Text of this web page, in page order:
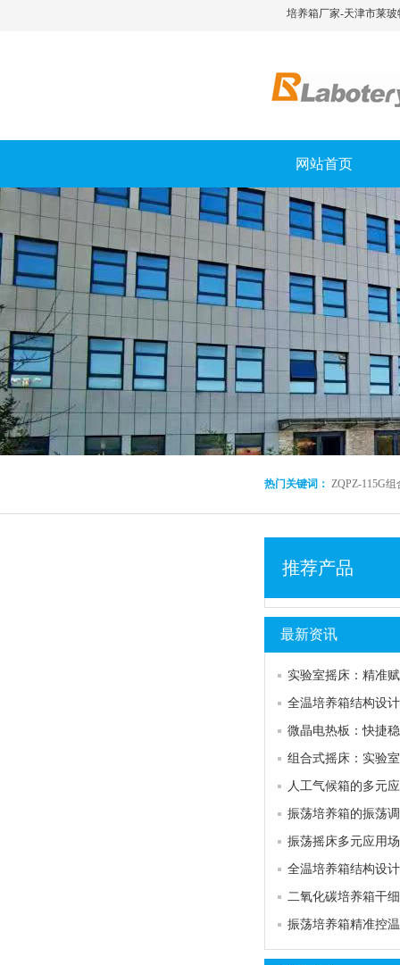
培养箱厂家-天津市莱玻
网站首页
热门关键词： ZQPZ-115G
推荐产品
最新资讯